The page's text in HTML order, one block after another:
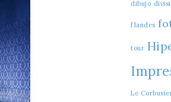
dibujo
flandes
tour
Le